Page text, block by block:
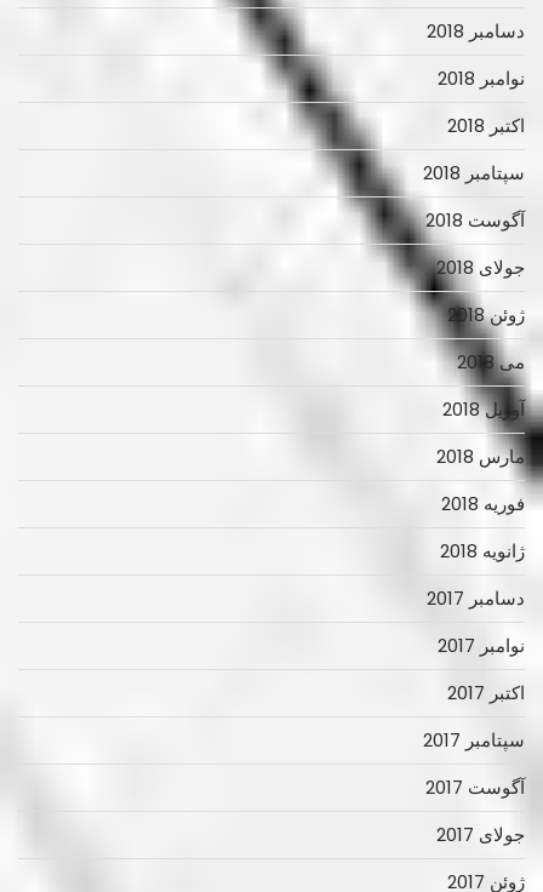
دسامبر 2018
نوامبر 2018
اکتبر 2018
سپتامبر 2018
آگوست 2018
جولای 2018
ژوئن 2018
می 2018
آوریل 2018
مارس 2018
فوریه 2018
ژانویه 2018
دسامبر 2017
نوامبر 2017
اکتبر 2017
سپتامبر 2017
آگوست 2017
جولای 2017
ژوئن 2017